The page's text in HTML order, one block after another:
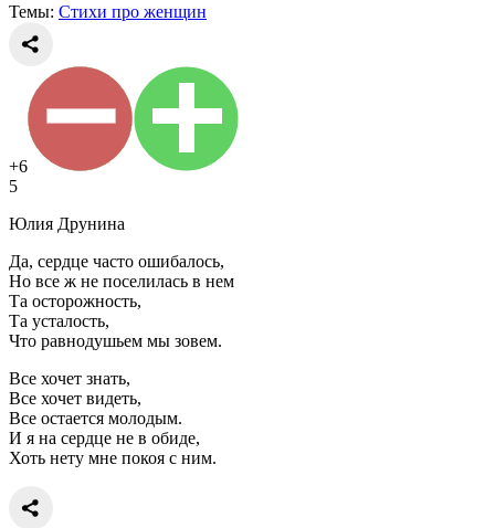
Темы: Стихи про женщин
+6
5
Юлия Друнина
Да, сердце часто ошибалось,
Но все ж не поселилась в нем
Та осторожность,
Та усталость,
Что равнодушьем мы зовем.
Все хочет знать,
Все хочет видеть,
Все остается молодым.
И я на сердце не в обиде,
Хоть нету мне покоя с ним.